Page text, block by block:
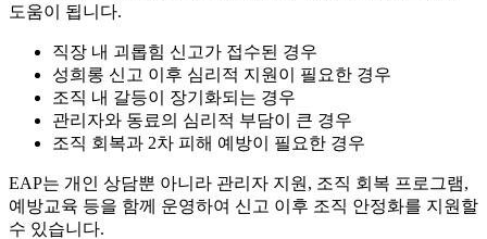
도움이 됩니다.
직장 내 괴롭힘 신고가 접수된 경우
성희롱 신고 이후 심리적 지원이 필요한 경우
조직 내 갈등이 장기화되는 경우
관리자와 동료의 심리적 부담이 큰 경우
조직 회복과 2차 피해 예방이 필요한 경우
EAP는 개인 상담뿐 아니라 관리자 지원, 조직 회복 프로그램,
예방교육 등을 함께 운영하여 신고 이후 조직 안정화를 지원할
수 있습니다.